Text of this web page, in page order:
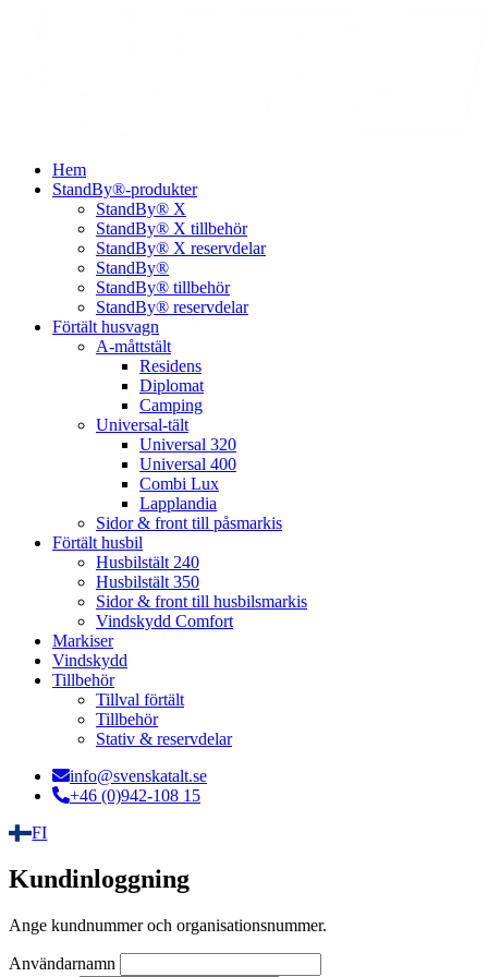
Hem
StandBy®-produkter
StandBy® X
StandBy® X tillbehör
StandBy® X reservdelar
StandBy®
StandBy® tillbehör
StandBy® reservdelar
Förtält husvagn
A-måttstält
Residens
Diplomat
Camping
Universal-tält
Universal 320
Universal 400
Combi Lux
Lapplandia
Sidor & front till påsmarkis
Förtält husbil
Husbilstält 240
Husbilstält 350
Sidor & front till husbilsmarkis
Vindskydd Comfort
Markiser
Vindskydd
Tillbehör
Tillval förtält
Tillbehör
Stativ & reservdelar
info@svenskatalt.se
+46 (0)942-108 15
FI
Kundinloggning
Ange kundnummer och organisationsnummer.
Användarnamn